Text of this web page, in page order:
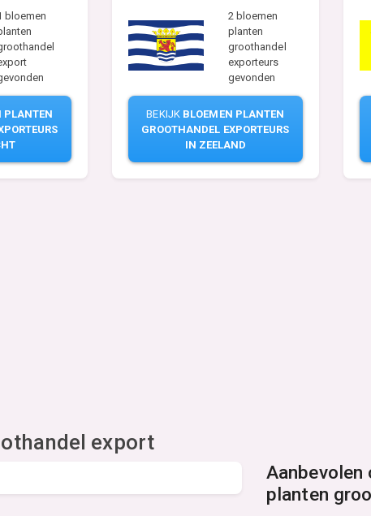
bloemen
PLANTEN
2 bloemen
planten
groothandel
exporteurs
gevonden
BEKIJK BLOEMEN PLANTEN
GROOTHANDEL EXPORTEURS
IN ZEELAND
export
Aanbevolen
planten